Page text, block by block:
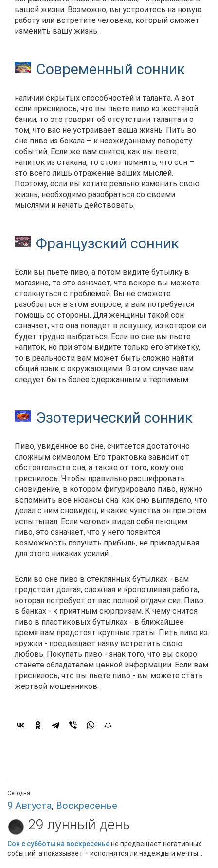
вашей жизни. Возможно, вы устроитесь на новую
работу или встретите человека, который сможет
изменить вашу жизнь.
Современный сонник
наличии скрытых способностей и таланта. А вот
если приснилось, что вы пьете пиво из жестяной
банки, то это говорит об отсутствии таланта и о
том, что вас не устраивает ваша жизнь. Пить во
сне пиво из бокала – к неожиданному повороту
событий. Если же вам снится, как вы пьете
напиток из стакана, то стоит помнить, что сон –
это всего лишь отражение ваших мыслей.
Поэтому, если вы хотите реально изменить свою
жизнь, необходимо разобраться со своими
мыслями и начать действовать.
Французский сонник
Если вы пьете пиво, а потом видите бутылку в
магазине, то это означает, что вскоре вы можете
столкнуться с проблемой. Вы не сможете
разобраться в этом вопросе, и вам потребуется
помощь со стороны. Для женщины такой сон
означает, что она попадет в ловушку, из которой ей
будет трудно выбраться. Если во сне вы пьете
напиток, но при этом видите только его этикетку,
то в реальности вам может быть сложно найти
общий язык с окружающими. В этом случае вам
следует быть более сдержанным и терпимым.
Эзотерический сонник
Пиво, увиденное во сне, считается достаточно
сложным символом. Его трактовка зависит от
обстоятельств сна, а также от того, кому оно
приснилось. Чтобы правильно расшифровать
сновидение, в котором фигурировало пиво, нужно
вспомнить все нюансы сна: как оно выглядело, что
делал с ним сновидец, и какие чувства он при этом
испытывал. Если человек видел себя пьющим
пиво, это означает, что у него появится
возможность получить прибыль, не прикладывая
для этого никаких усилий.
Если во сне пиво в стеклянных бутылках - вам
предстоит долгая, сложная и кропотливая работа,
которая потребует от вас полной отдачи сил. Пиво
в банках - к приятным сюрпризам. К чему снится
пиво в пластиковых бутылках - в ближайшее
время вам предстоят крупные траты. Пить пиво из
кружки - предвещает наяву встретить свою
любовь. Покупать пиво - знак того, что вы скоро
станете обладателем ценной информации. Если вам
приснилось, что вы пьете пиво - вы можете стать
жертвой мошенников.
Сегодня
9 Августа, Воскресенье
29 лунный день
Сон с субботы на воскресеньене предвещает негативных
событий, а показывает – исполнятся ли надежды и мечты...